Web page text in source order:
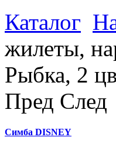
Каталог
жилеты,
Рыбка, 2
Пред След
Симба DISNEY